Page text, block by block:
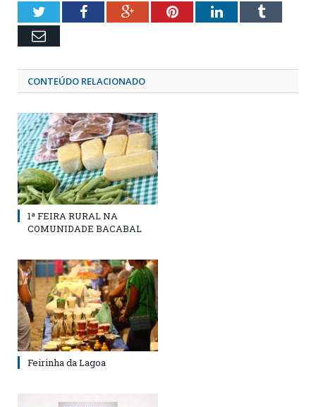
TwitterFacebookGoogle+PinterestLinkedInTumblr
Email
CONTEÚDO RELACIONADO
1ª FEIRA RURAL NA
COMUNIDADE BACABAL
Feirinha da Lagoa